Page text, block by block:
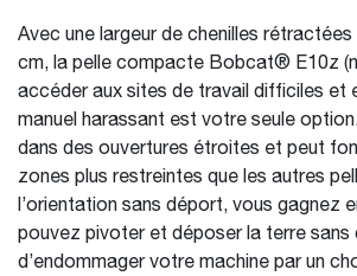
Avec une largeur de chenilles rétractées
cm, la pelle compacte Bobcat® E10z
accéder aux sites de travail difficiles et
manuel harassant est votre seule
dans des ouvertures étroites et peut
zones plus restreintes que les autres
l’orientation sans déport, vous gagnez
pouvez pivoter et déposer la terre sans
d’endommager votre machine par un